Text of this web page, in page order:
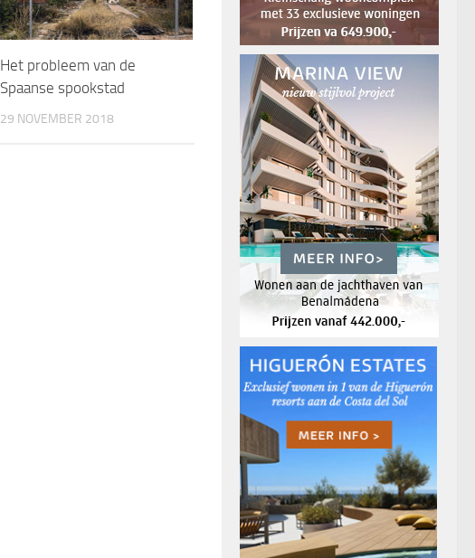
Het probleem van de
Spaanse spookstad
29 NOVEMBER 2018